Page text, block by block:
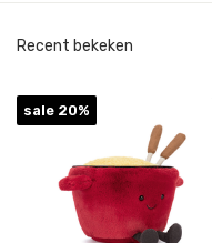
Recent bekeken
sale 20%